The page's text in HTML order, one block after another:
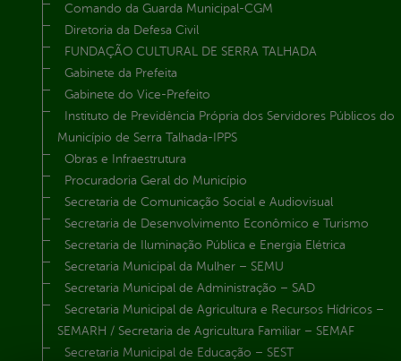
Comando da Guarda Municipal-CGM
Diretoria da Defesa Civil
FUNDAÇÃO CULTURAL DE SERRA TALHADA
Gabinete da Prefeita
Gabinete do Vice-Prefeito
Instituto de Previdência Própria dos Servidores Públicos do
Município de Serra Talhada-IPPS
Obras e Infraestrutura
Procuradoria Geral do Município
Secretaria de Comunicação Social e Audiovisual
Secretaria de Desenvolvimento Econômico e Turismo
Secretaria de Iluminação Pública e Energia Elétrica
Secretaria Municipal da Mulher – SEMU
Secretaria Municipal de Administração – SAD
Secretaria Municipal de Agricultura e Recursos Hídricos –
SEMARH / Secretaria de Agricultura Familiar – SEMAF
Secretaria Municipal de Educação – SEST